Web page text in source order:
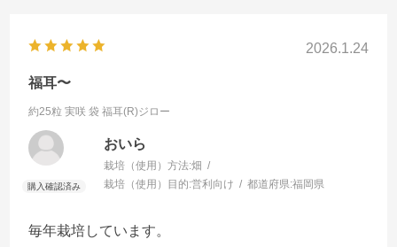
2026.1.24
福耳〜
約25粒 実咲 袋 福耳(R)ジロー
おいら
栽培（使用）方法:畑
栽培（使用）目的:営利向け 都道府県:福岡県
毎年栽培しています。